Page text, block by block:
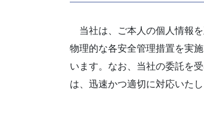
当社は、ご本人の個人情報を
物理的な各安全管理措置を実
います。なお、当社の委託を
は、迅速かつ適切に対応いた